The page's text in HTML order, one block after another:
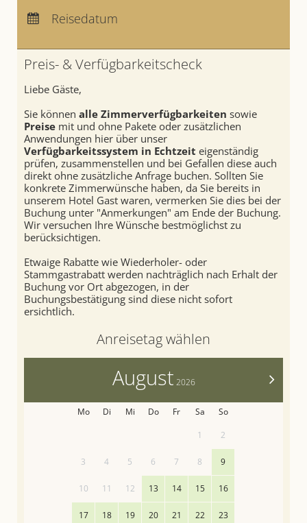
Wasserwelt
Saunawelt
Ruheräume
Anwendungen
¾-Verwöhnpension
AKTIV & KULTUR
Fitness
Sommer
Winter
Porscheausfahrt
Abreise:keine Auswahl
Reisedatum
Preis- & Verfügbarkeitscheck
Liebe Gäste,
Sie können alle Zimmerverfügbarkeiten sowie
Preise mit und ohne Pakete oder zusätzlichen
Anwendungen hier über unser
Verfügbarkeitssystem in Echtzeit eigenständig
prüfen, zusammenstellen und bei Gefallen diese auch
direkt ohne zusätzliche Anfrage buchen. Sollten Sie
konkrete Zimmerwünsche haben, da Sie bereits in
unserem Hotel Gast waren, vermerken Sie dies bei der
Buchung unter "Anmerkungen" am Ende der Buchung.
Wir versuchen Ihre Wünsche bestmöglichst zu
berücksichtigen.
Etwaige Rabatte wie Wiederholer- oder
Stammgastrabatt werden nachträglich nach Erhalt der
Buchung vor Ort abgezogen, in der
Buchungsbestätigung sind diese nicht sofort
ersichtlich.
Anreisetag wählen
>
August 2026
Mo Di Mi Do Fr Sa
So
1
2
3 4 5 6 7 8 9
10 11 12 13 14 15 16
17 18 19 20 21 22 23